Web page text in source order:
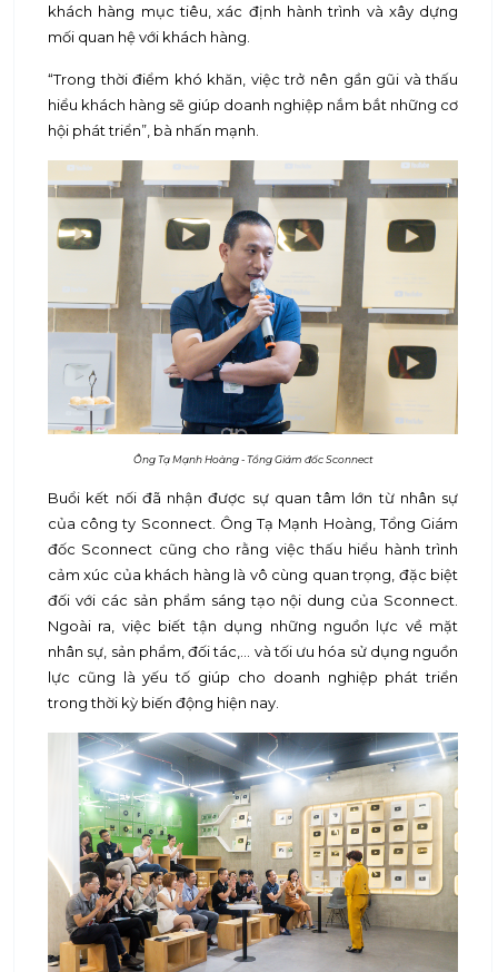
khách hàng mục tiêu, xác định hành trình và xây dựng
mối quan hệ với khách hàng.
“Trong thời điểm khó khăn, việc trở nên gần gũi và thấu
hiểu khách hàng sẽ giúp doanh nghiệp nắm bắt những cơ
hội phát triển”, bà nhấn mạnh.
Ông Tạ Mạnh Hoàng - Tổng Giám đốc Sconnect
Buổi kết nối đã nhận được sự quan tâm lớn từ nhân sự
của công ty Sconnect. Ông Tạ Mạnh Hoàng, Tổng Giám
đốc Sconnect cũng cho rằng việc thấu hiểu hành trình
cảm xúc của khách hàng là vô cùng quan trọng, đặc biệt
đối với các sản phẩm sáng tạo nội dung của Sconnect.
Ngoài ra, việc biết tận dụng những nguồn lực về mặt
nhân sự, sản phẩm, đối tác,... và tối ưu hóa sử dụng nguồn
lực cũng là yếu tố giúp cho doanh nghiệp phát triển
trong thời kỳ biến động hiện nay.